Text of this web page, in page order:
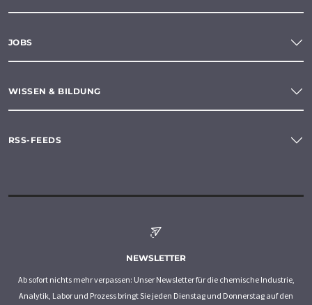
JOBS
WISSEN & BILDUNG
RSS-FEEDS
NEWSLETTER
Ab sofort nichts mehr verpassen: Unser Newsletter für die chemische Industrie,
Analytik, Labor und Prozess bringt Sie jeden Dienstag und Donnerstag auf den